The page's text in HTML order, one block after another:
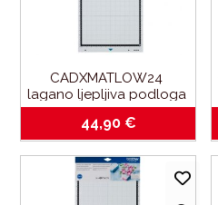
CADXMATLOW24
lagano ljepljiva podloga
305x610mm za brother
SDX
44,90 €